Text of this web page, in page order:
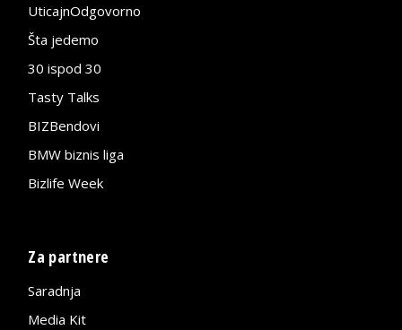
UticajnOdgovorno
Šta jedemo
30 ispod 30
Tasty Talks
BIZBendovi
BMW biznis liga
Bizlife Week
Za partnere
Saradnja
Media Kit